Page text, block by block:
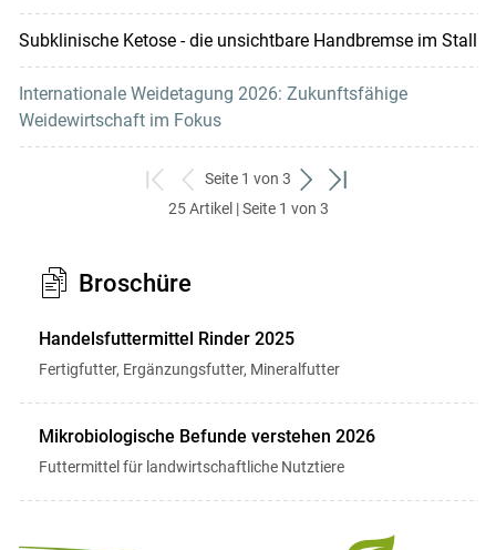
Subklinische Ketose - die unsichtbare Handbremse im Stall
Internationale Weidetagung 2026: Zukunftsfähige
Weidewirtschaft im Fokus
zum
ersten
zurück
zum
Seite 1 von 3
weiter
zum
zum
25 Artikel | Seite 1 von 3
Broschüre
Handelsfuttermittel Rinder 2025
Fertigfutter, Ergänzungsfutter, Mineralfutter
Mikrobiologische Befunde verstehen 2026
Futtermittel für landwirtschaftliche Nutztiere